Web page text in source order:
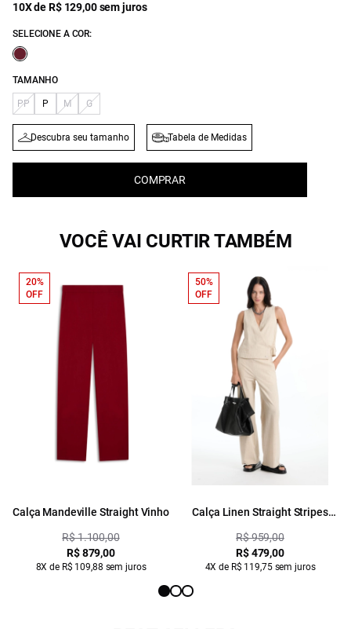
10X de R$ 129,00 sem juros
SELECIONE A COR:
TAMANHO
PP P M G
Descubra seu tamanho Tabela de Medidas
COMPRAR
VOCÊ VAI CURTIR TAMBÉM
Calça Mandeville Straight Vinho
R$ 1.100,00
R$ 879,00
8X de R$ 109,88 sem juros
20%
OFF
Calça Linen Straight Stripes
R$ 959,00
R$ 479,00
4X de R$ 119,75 sem juros
50%
OFF